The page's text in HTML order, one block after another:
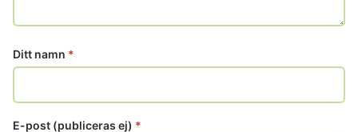
Ditt namn *
E-post (publiceras ej) *